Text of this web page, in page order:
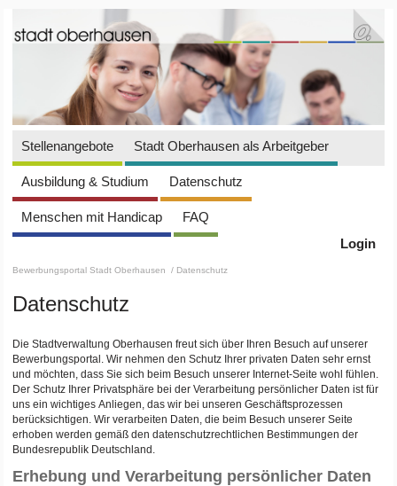
Stellenangebote Stadt Oberhausen als Arbeitgeber
Ausbildung & Studium Datenschutz
Menschen mit Handicap
FAQ
Login
Bewerbungsportal Stadt Oberhausen / Datenschutz
Datenschutz
Die Stadtverwaltung Oberhausen freut sich über Ihren Besuch auf unserer
Bewerbungsportal. Wir nehmen den Schutz Ihrer privaten Daten sehr ernst
und möchten, dass Sie sich beim Besuch unserer Internet-Seite wohl fühlen.
Der Schutz Ihrer Privatsphäre bei der Verarbeitung persönlicher Daten ist für
uns ein wichtiges Anliegen, das wir bei unseren Geschäftsprozessen
berücksichtigen. Wir verarbeiten Daten, die beim Besuch unserer Seite
erhoben werden gemäß den datenschutzrechtlichen Bestimmungen der
Bundesrepublik Deutschland.
Erhebung und Verarbeitung persönlicher Daten